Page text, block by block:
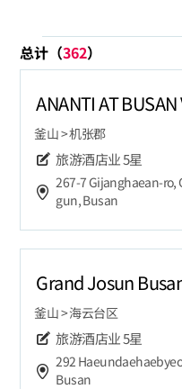
总计（362）
ANANTI AT
釜山 > 机张郡
旅游酒店业5星
267-7 Gijanghaean-ro,
gun, Busan
Grand Josun
釜山 > 海云台区
旅游酒店业5星
292
Busan